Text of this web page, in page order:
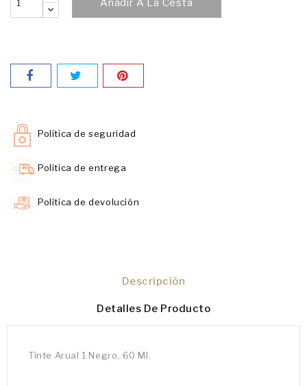
Añadir A La Cesta
Política de seguridad
Política de entrega
Política de devolución
Descripción
Detalles De Producto
Tinte Arual 1 Negro, 60 Ml.